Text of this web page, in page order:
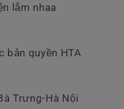
lắm nhaa
bản quyền HTA
Trưng-Hà Nội